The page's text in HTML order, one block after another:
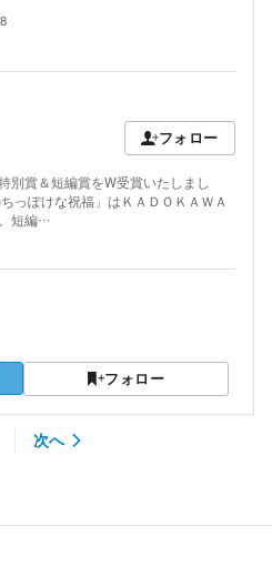
フォロー
別賞＆短編賞をW受賞いたしまし
ぽけな祝福」はＫＡＤＯＫＡＷＡ
短編…
フォロー
次へ